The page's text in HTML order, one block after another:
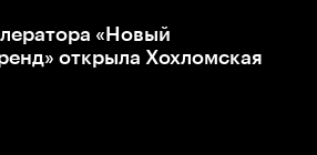
«Новый
открыла Хохломская